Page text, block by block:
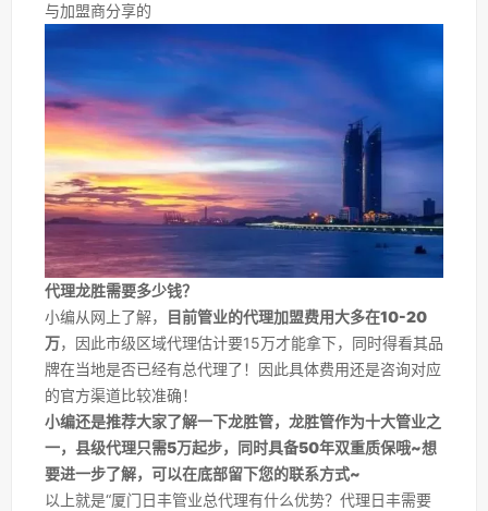
与加盟商分享的
代理龙胜需要多少钱？
小编从网上了解，
目前管业的代理加盟费用大多在10-20
万，因此市级区域代理估计要15万才能拿下，同时得看其品
牌在当地是否已经有总代理了！因此具体费用还是咨询对应
的官方渠道比较准确！
小编还是推荐大家了解一下龙胜管，龙胜管作为十大管业之
一，县级代理只需5万起步，同时具备50年双重质保哦~想
要进一步了解，可以在底部留下您的联系方式~
以上就是“厦门日丰管业总代理有什么优势？代理日丰需要